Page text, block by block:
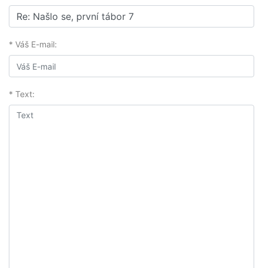
* Váš E-mail:
* Text: